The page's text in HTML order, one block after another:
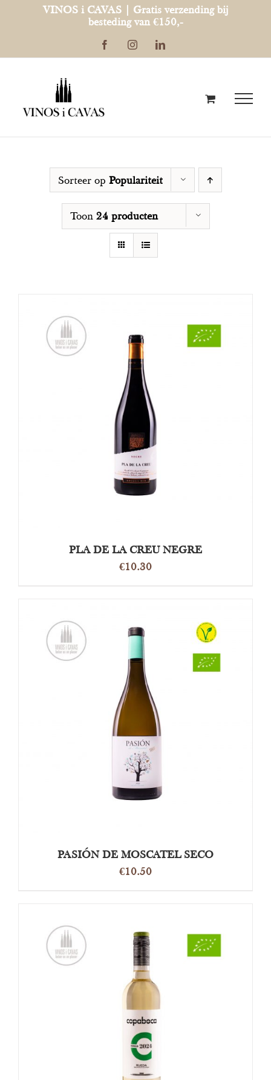
VINOS i CAVAS | Gratis verzending bij
besteding van €150,-
FacebookInstagramLinkedIn
Sorteer op Populariteit
Toon 24 producten
OPTIES SELECTEREN
PLA DE LA CREU NEGRE
€10.30
OPTIES SELECTEREN /
PASIÓN DE MOSCATEL SECO
€10.50
OPTIES SELECTEREN